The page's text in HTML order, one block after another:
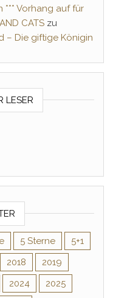
*** Vorhang auf für
CATS zu
– Die giftige Königin
LESER
5 Sterne
5+1
2018
2019
2024
2025